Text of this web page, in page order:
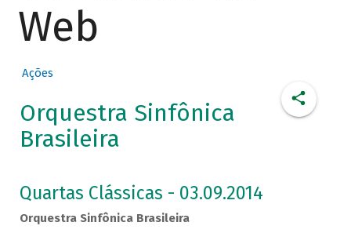
Web
Ações
Orquestra Sinfônica
Brasileira
Quartas Clássicas - 03.09.2014
Orquestra Sinfônica Brasileira